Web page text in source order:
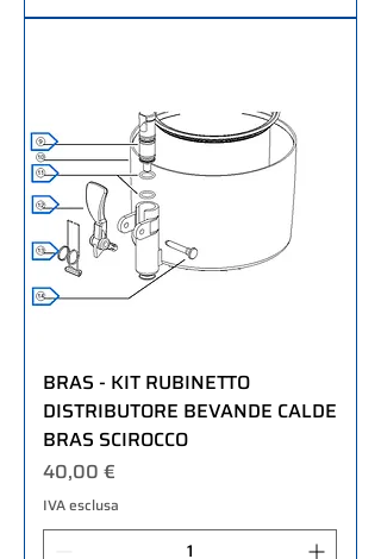
BRAS - KIT RUBINETTO
DISTRIBUTORE BEVANDE CALDE
BRAS SCIROCCO
Prezzo
40,00 €
IVA esclusa